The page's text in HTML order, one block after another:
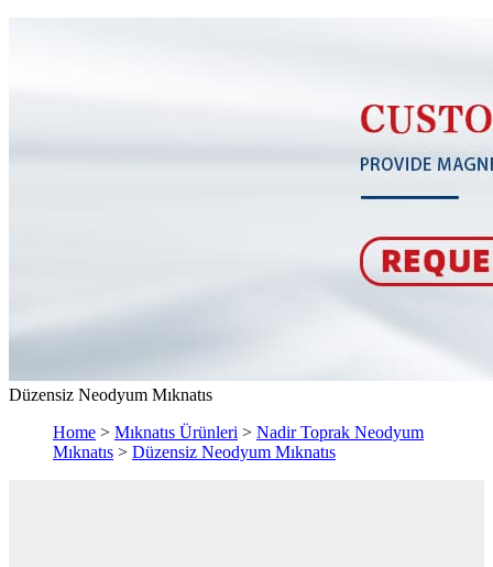
Düzensiz Neodyum Mıknatıs
Home > Mıknatıs Ürünleri > Nadir Toprak Neodyum
Mıknatıs > Düzensiz Neodyum Mıknatıs